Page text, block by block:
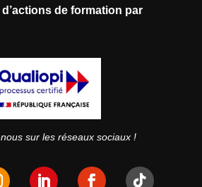
d’actions de formation par
sur les réseaux sociaux !